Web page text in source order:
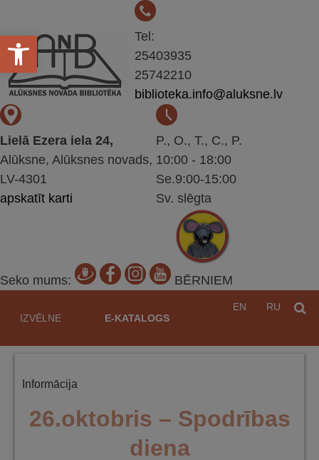
Open toolbar
Tel:
25403935
25742210
biblioteka.info@aluksne.lv
Lielā Ezera iela 24,
Alūksne, Alūksnes novads,
LV-4301
apskatīt karti
P., O., T., C., P.
10:00 - 18:00
Se.9:00-15:00
Sv. slēgta
Seko mums:
BĒRNIEM
IZVĒLNE E-KATALOGS
EN RU
Informācija
26.oktobris – Spodrības
diena